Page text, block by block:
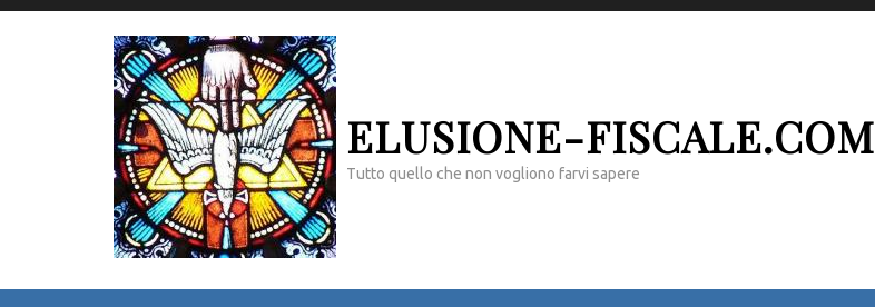
ELUSIONE-FISCALE.COM
Tutto quello che non vogliono farvi sapere